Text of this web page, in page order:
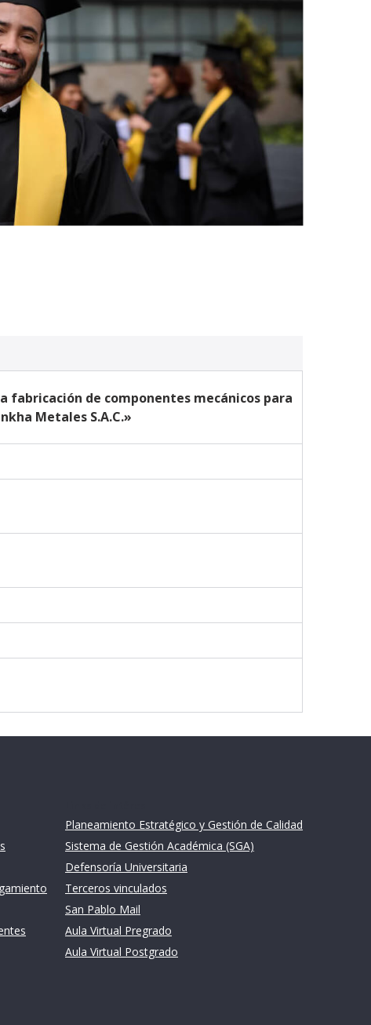
fabricación de componentes mecánicos para
Metales S.A.C.»
Planeamiento Estratégico y Gestión de Calidad
Sistema de Gestión Académica (SGA)
Defensoría Universitaria
Terceros vinculados
San Pablo Mail
Aula Virtual Pregrado
Aula Virtual Postgrado